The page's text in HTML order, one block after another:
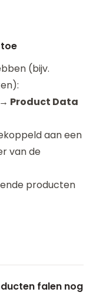
(bijv.
Product Data
aan een
van de
producten
falen nog